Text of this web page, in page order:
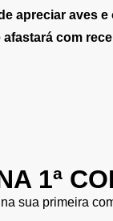
apreciar aves
afastará com
1ª
sua primeira